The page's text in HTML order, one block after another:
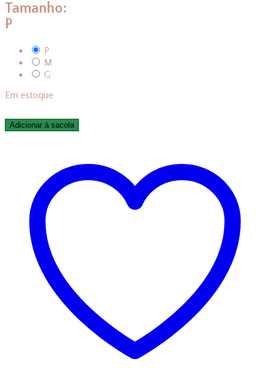
Tamanho:
P
P
M
G
Em estoque
Adicionar à sacola